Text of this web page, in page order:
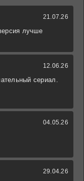
21.07.26
лучше
12.06.26
сериал.
04.05.26
29.04.26